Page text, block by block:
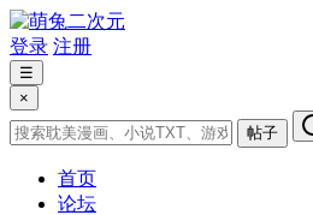
登录 注册
☰
×
帖子
首页
论坛